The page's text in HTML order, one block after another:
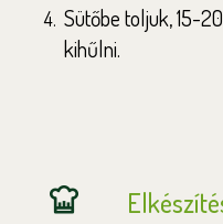
Sütőbe toljuk, 15-
kihűlni.